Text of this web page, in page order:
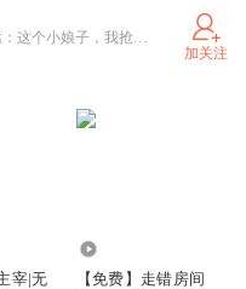
新书上线，爆笑历史《世子凶猛：这个小娘子，我抢定了》、悬疑灵异《僵尸先生从白僵开始崛起》、《让你代管特长班，怎么全成学霸了》校园群像、 《让你代管废材班，怎么成武神殿了》番茄爆书、 《邪王追妻：神医狂妃有点野》、全网破亿点击《谢家的短命鬼长命百岁了》已上架，快来点击收听，关注众创众阅，更多精彩好书等你来听~
加关注
宰|无
【免费】走错房间